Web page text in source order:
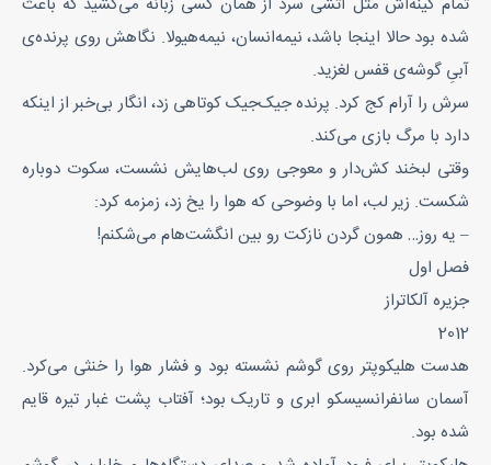
شده بود حالا اینجا باشد، نیمه‌انسان، نیمه‌هیولا. نگاهش روی پرنده‌ی
آبیِ گوشه‌ی قفس لغزید.
سرش را آرام کج کرد. پرنده جیک‌جیک کوتاهی زد، انگار بی‌خبر از اینکه
دارد با مرگ بازی می‌کند.
وقتی لبخند کش‌دار و معوجی روی لب‌هایش نشست، سکوت دوباره
شکست. زیر لب، اما با وضوحی که هوا را یخ زد، زمزمه کرد:
– یه روز… همون گردن نازکت رو بین انگشت‌هام می‌شکنم!
فصل اول
جزیره آلکاتراز
2012
هدست هلیکوپتر روی گوشم نشسته بود و فشار هوا را خنثی می‌کرد.
آسمان سانفرانسیسکو ابری و تاریک بود؛ آفتاب پشت غبار تیره قایم
شده بود.